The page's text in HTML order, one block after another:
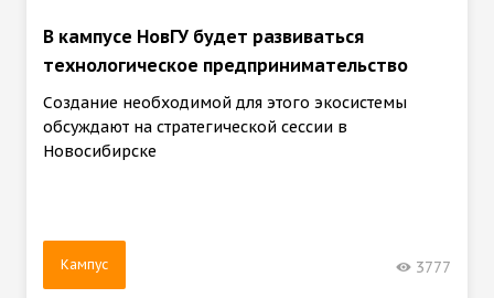
В кампусе НовГУ будет развиваться
технологическое предпринимательство
Создание необходимой для этого экосистемы
обсуждают на стратегической сессии в
Новосибирске
Кампус 3777